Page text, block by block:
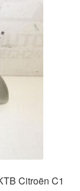
Citroën C1